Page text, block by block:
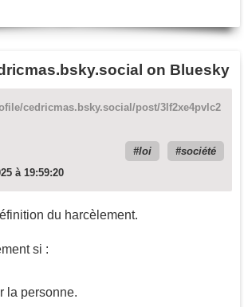
on Bluesky
cedricmas.bsky.social/post/3lf2xe4pvlc2
loi
société
à 19:59:20
du harcèlement.
si :
la personne.